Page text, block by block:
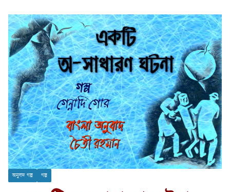
অনুবাদ গল্প গল্প